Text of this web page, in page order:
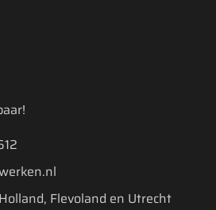
Flevoland en Utrecht